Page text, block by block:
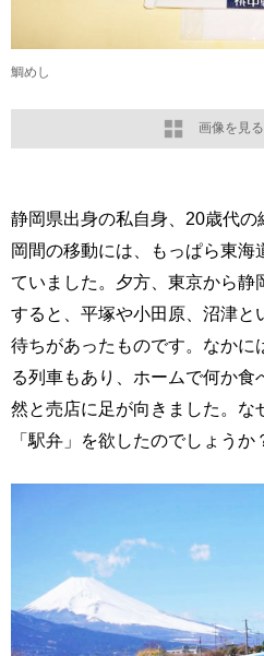
画像を見
鯛めし
静岡県出身の私自身、20歳代
岡間の移動には、もっぱら東海
ていました。夕方、東京から静
すると、平塚や小田原、沼津と
待ちがあったものです。なかに
る列車もあり、ホームで何か食
然と売店に足が向きました。な
「駅弁」を欲したのでしょうか